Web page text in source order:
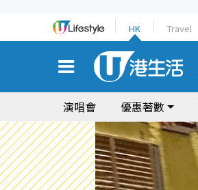
HK Travel
演唱會 優惠著數